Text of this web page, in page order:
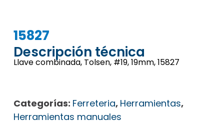
15827
Descripción técnica
Llave combinada, Tolsen, #19, 19mm, 15827
Categorías: Ferreteria, Herramientas,
Herramientas manuales